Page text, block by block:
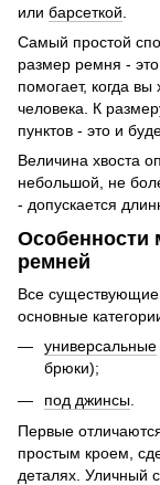
или барсеткой
Самый простой
размер ремня -
помогает, когда вы
человека. К
пунктов - это и
Величина хвоста
небольшой, не
- допускается
Особенности
ремней
Все
основные
универсальные
брюки);
под джинсы
Первые
простым кроем,
деталях. Уличный